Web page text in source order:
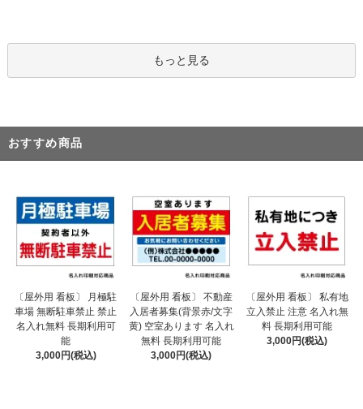
もっと見る
おすすめ商品
〔屋外用 看板〕 月極駐
車場 無断駐車禁止 禁止
名入れ無料 長期利用可
能
3,000円(税込)
〔屋外用 看板〕 不動産
入居者募集(背景赤/文字
黄) 空室あります 名入れ
無料 長期利用可能
3,000円(税込)
〔屋外用 看板〕 私有地
立入禁止 注意 名入れ無
料 長期利用可能
3,000円(税込)